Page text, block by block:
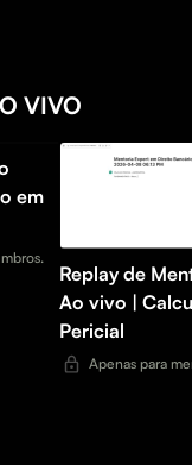
VIVO
em
Replay de
Ao vivo |
Pericial
Apenas para